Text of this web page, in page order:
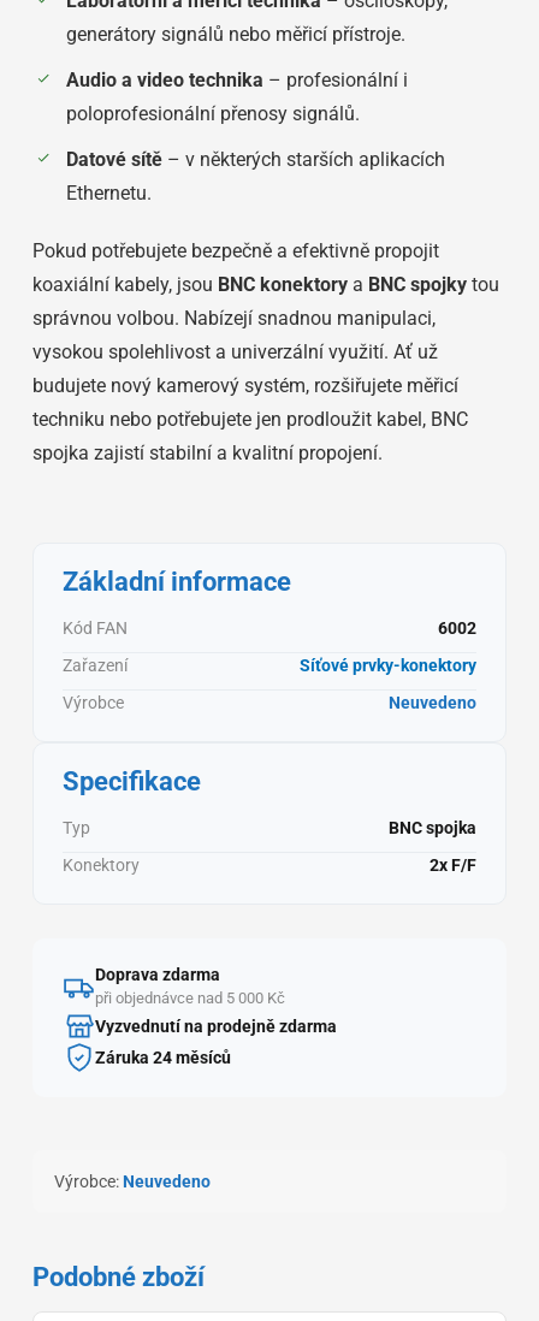
generátory signálů nebo měřicí přístroje.
Audio a video technika – profesionální i
poloprofesionální přenosy signálů.
Datové sítě – v některých starších aplikacích
Ethernetu.
Pokud potřebujete bezpečně a efektivně propojit
koaxiální kabely, jsou BNC konektory a BNC spojky tou
správnou volbou. Nabízejí snadnou manipulaci,
vysokou spolehlivost a univerzální využití. Ať už
budujete nový kamerový systém, rozšiřujete měřicí
techniku nebo potřebujete jen prodloužit kabel, BNC
spojka zajistí stabilní a kvalitní propojení.
Základní informace
Kód FAN
6002
Zařazení
Síťové prvky-konektory
Výrobce
Neuvedeno
Specifikace
Typ
BNC spojka
Konektory
2x F/F
Doprava zdarma
při objednávce nad 5 000 Kč
Vyzvednutí na prodejně zdarma
Záruka 24 měsíců
Výrobce:Neuvedeno
Podobné zboží